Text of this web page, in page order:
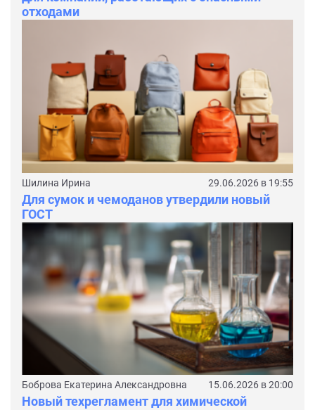
отходами
Шилина Ирина 29.06.2026 в 19:55
Для сумок и чемоданов утвердили новый
ГОСТ
Боброва Екатерина Александровна 15.06.2026 в 20:00
Новый техрегламент для химической